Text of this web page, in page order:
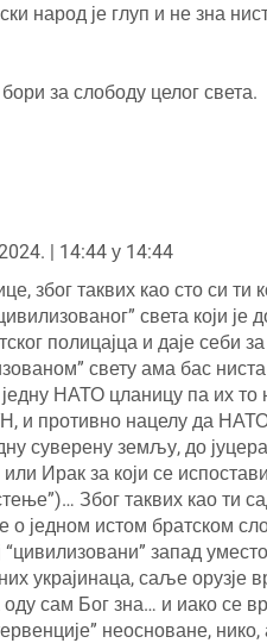
народ је глуп и не зна
за слободу целог света.
| 14:44 у 14:44
због таквих као сто си ти
света који
полицајца и даје себи
свету ама бас
НАТО цланицу па их
и противно нацелу да
суверену земљу, до
Ирак за који се
Због таквих као ти
о једном истом братском
запад
украјинаца, саље орузје
сам Бог зна… и иако се
неосноване,